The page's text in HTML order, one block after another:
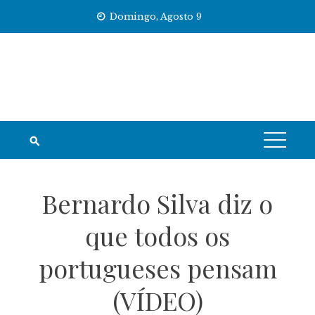
Domingo, Agosto 9
Bernardo Silva diz o
que todos os
portugueses pensam
(VÍDEO)